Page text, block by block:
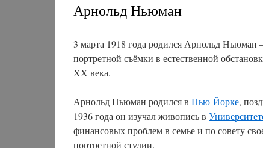
Арнольд Ньюман
3 марта 1918 года родился Арнольд
портретной съёмки в естественной
XX века.
Арнольд Ньюман родился в Нью-Йорке,
1936 года он изучал живопись в
финансовых проблем в семье и по совету
портретной студии.